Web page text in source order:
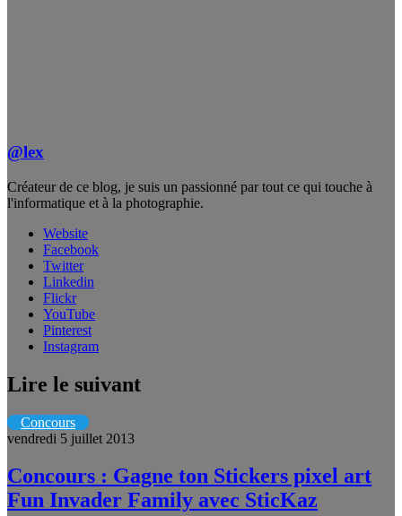
@lex
Créateur de ce blog, je suis un passionné par tout ce qui touche à
l'informatique et à la photographie.
Website
Facebook
Twitter
Linkedin
Flickr
YouTube
Pinterest
Instagram
Lire le suivant
Concours
vendredi 5 juillet 2013
Concours : Gagne ton Stickers pixel art
Fun Invader Family avec SticKaz